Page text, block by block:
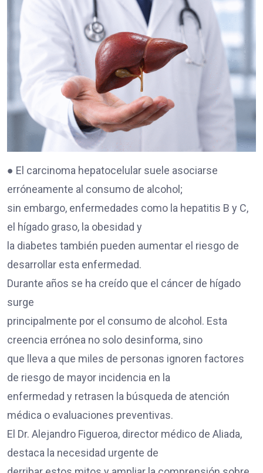
● El carcinoma hepatocelular suele asociarse
erróneamente al consumo de alcohol;
sin embargo, enfermedades como la hepatitis B y C,
el hígado graso, la obesidad y
la diabetes también pueden aumentar el riesgo de
desarrollar esta enfermedad.
Durante años se ha creído que el cáncer de hígado
surge
principalmente por el consumo de alcohol. Esta
creencia errónea no solo desinforma, sino
que lleva a que miles de personas ignoren factores
de riesgo de mayor incidencia en la
enfermedad y retrasen la búsqueda de atención
médica o evaluaciones preventivas.
El Dr. Alejandro Figueroa, director médico de Aliada,
destaca la necesidad urgente de